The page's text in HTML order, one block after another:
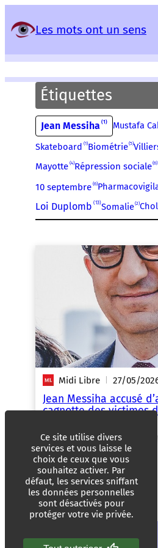
Les mots ont un sens
Étiquettes
Jean Messiha 1 Mustafa
Skateboard 1 Biométrie 5
Mayotte 4 Répression sociale 6
10 septembre 6
Loi Duplomb 13 Somalie 2
Midi Libre 27/05/
Jean Messiha accusé
cagnotte des victimes
Panneau de gestion des services
Ce site utilise divers
services et vous laisse le
choix de ceux que vous
souhaitez activer. Par
défaut, les services sniffant
les données personnelles
sont désactivés pour
protéger votre vie privée.